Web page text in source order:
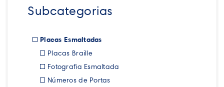
Subcategorias
Placas Esmaltadas
Placas Braille
Fotografia Esmaltada
Números de Portas